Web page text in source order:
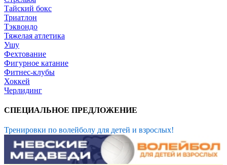
Тайский бокс
Триатлон
Тэквондо
Тяжелая атлетика
Ушу
Фехтование
Фигурное катание
Фитнес-клубы
Хоккей
Черлидинг
СПЕЦИАЛЬНОЕ ПРЕДЛОЖЕНИЕ
Тренировки по волейболу для детей и взрослых!